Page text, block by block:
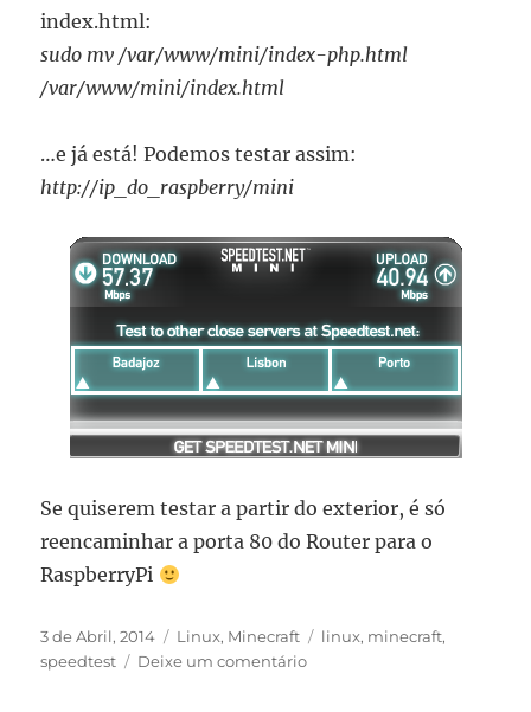
index.html:
sudo mv /var/www/mini/index-php.html
/var/www/mini/index.html
…e já está! Podemos testar assim:
http://ip_do_raspberry/mini
Se quiserem testar a partir do exterior, é só
reencaminhar a porta 80 do Router para o
RaspberryPi
Publicado
em
3 de Abril, 2014 Categorias
Linux, Minecraft Etiquetas
linux, minecraft,
speedtest
Deixe um comentáriosobre